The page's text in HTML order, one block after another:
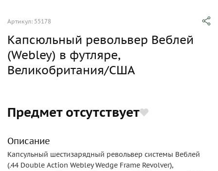
Артикул: 55178
Капсюльный револьвер Веблей
(Webley) в футляре,
Великобритания/США
Предмет отсутствует
Описание
Капсульный шестизарядный револьвер системы Веблей
(.44 Double Action Webley Wedge Frame Revolver),